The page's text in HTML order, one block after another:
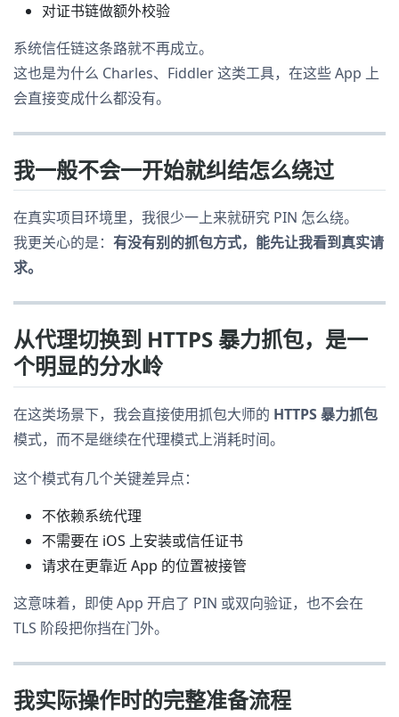
对证书链做额外校验
系统信任链这条路就不再成立。
这也是为什么 Charles、Fiddler 这类工具，在这些 App 上
会直接变成什么都没有。
我一般不会一开始就纠结怎么绕过
在真实项目环境里，我很少一上来就研究 PIN 怎么绕。
我更关心的是： 有没有别的抓包方式，能先让我看到真实请
求。
从代理切换到 HTTPS 暴力抓包，是一
个明显的分水岭
在这类场景下，我会直接使用抓包大师的 HTTPS 暴力抓包
模式，而不是继续在代理模式上消耗时间。
这个模式有几个关键差异点：
不依赖系统代理
不需要在 iOS 上安装或信任证书
请求在更靠近 App 的位置被接管
这意味着，即使 App 开启了 PIN 或双向验证，也不会在
TLS 阶段把你挡在门外。
我实际操作时的完整准备流程